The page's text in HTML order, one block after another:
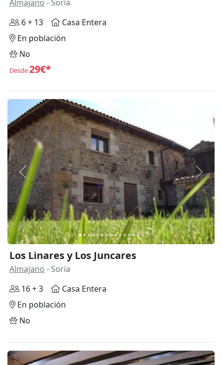
Almajano - Soria
6 + 13
Casa Entera
En población
No
Desde29€*
Anterior
Los Linares y Los Juncares
Almajano - Soria
16 + 3
Casa Entera
En población
No